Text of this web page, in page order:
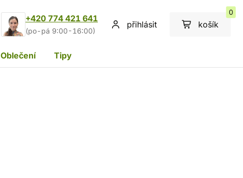
+420 774 421 641
(po-pá 9:00-16:00)
přihlásit košík
0
Oblečení Tipy